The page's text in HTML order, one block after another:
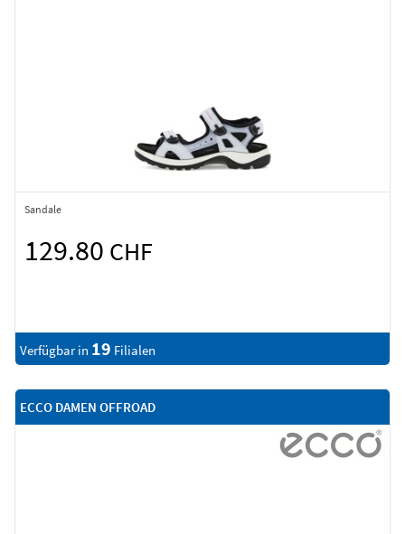
Sandale
129.80 CHF
Verfügbar in 19 Filialen
ECCO DAMEN OFFROAD